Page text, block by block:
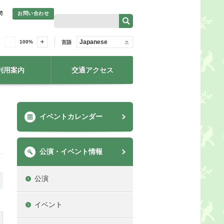
お問い合わせ
100% 言語 Japanese
用案内 交通アクセス
イベントカレンダー
公演・イベント情報
公演
イベント